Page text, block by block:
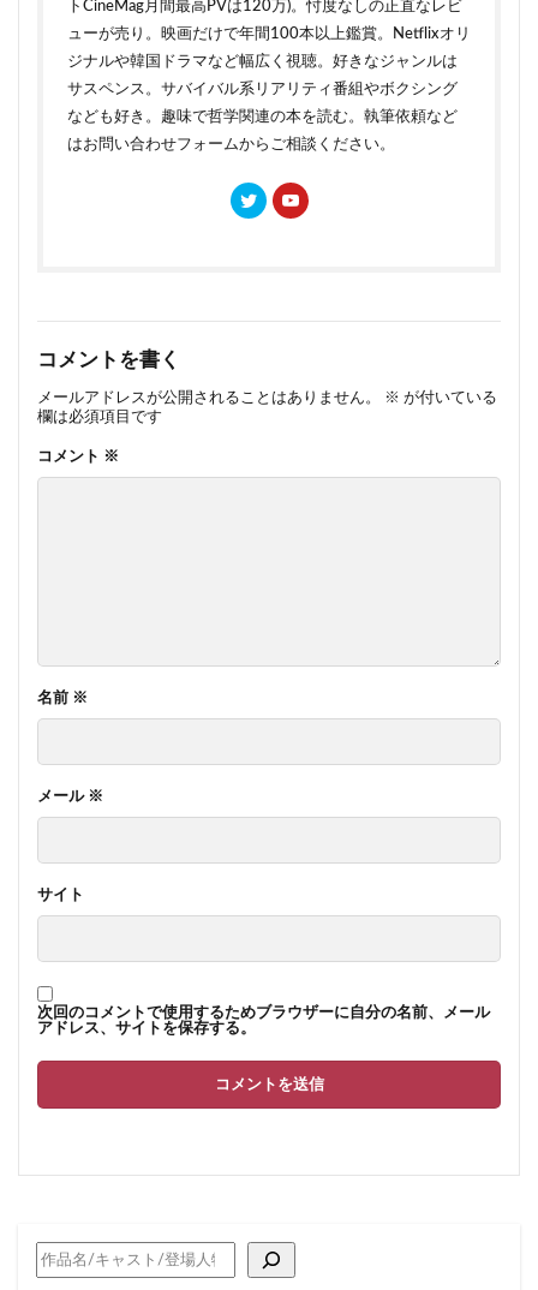
トCineMag月間最高PVは120万)。忖度なしの正直なレビ
ューが売り。映画だけで年間100本以上鑑賞。Netflixオリ
ジナルや韓国ドラマなど幅広く視聴。好きなジャンルは
サスペンス。サバイバル系リアリティ番組やボクシング
なども好き。趣味で哲学関連の本を読む。執筆依頼など
はお問い合わせフォームからご相談ください。
コメントを書く
メールアドレスが公開されることはありません。 ※ が付いている
欄は必須項目です
コメント ※
名前 ※
メール ※
サイト
次回のコメントで使用するためブラウザーに自分の名前、メール
アドレス、サイトを保存する。